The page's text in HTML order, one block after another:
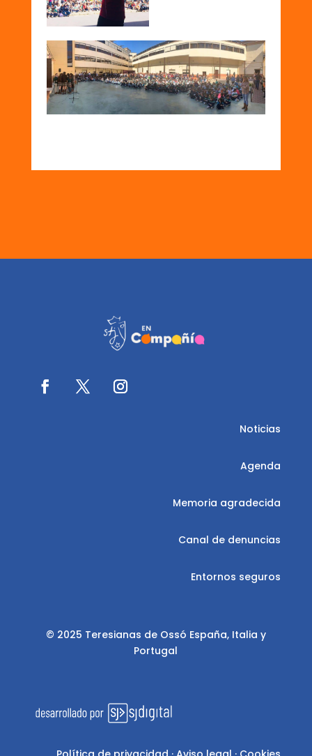
Noticias
Agenda
Memoria agradecida
Canal de denuncias
Entornos seguros
© 2025 Teresianas de Ossó España, Italia y
Portugal